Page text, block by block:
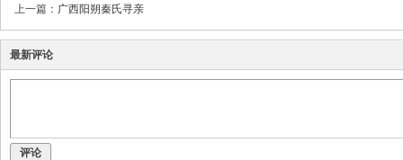
上一篇： 广西阳朔秦氏寻亲
最新评论
评论